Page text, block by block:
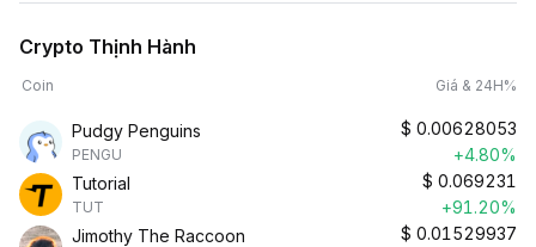
Crypto Thịnh Hành
Coin Giá & 24H%
Pudgy Penguins
PENGU
$ 0.00628053
+4.80%
Tutorial
TUT
$ 0.069231
+91.20%
Jimothy The Raccoon
$ 0.01529937